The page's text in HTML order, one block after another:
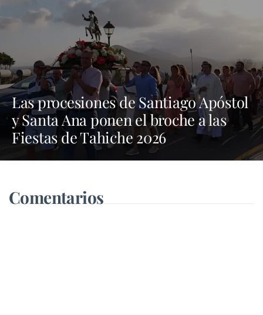
Las procesiones de Santiago Apóstol
y Santa Ana ponen el broche a las
Fiestas de Tahiche 2026
Comentarios